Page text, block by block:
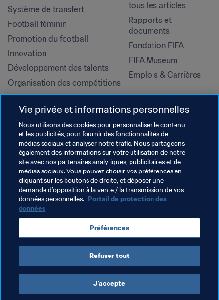
Système de transfert
Football féminin
Promotion du football
Innovation
Développement des talents
Organisation des compétitions
Développement durable
Droits de l'homme et lutte contre
la discrimination
Santé et médical
Initiatives en matière de
formation
tous les articles
Rapports et
documents
Fondation FIFA
FIFA Museum
Emplois & Carrières
CONDITIONS D'UTILISATION
PORTAIL DE LA FIFA SUR LA PROTECTION DES DONNÉES
TÉLÉCHARGEMENTS
PARAMÈTRAGE DES COOKIES
Droits d'auteur © 1994 - 2025 FIFA. Tous les droits sont réservés.
Cookie Settings
Vie privée et informations personnelles
Nous utilisons des cookies pour personnaliser le contenu
et les publicités, pour fournir des fonctionnalités de
médias sociaux et analyser notre trafic. Nous partageons
également des informations sur votre utilisation de notre
site avec nos partenaires analytiques, publicitaires et de
médias sociaux. Vous pouvez choisir vos préférences en
cliquant sur les boutons de droite, et déposer une
demande d’opposition à la vente / la transmission de vos
données personnelles. Portail de protection des
données
Préférences
Refuser tout
J’accepte